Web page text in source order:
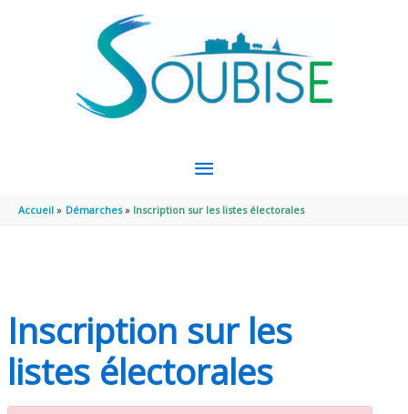
MENU
PRINCIPAL
Accueil Démarches Inscription sur les listes électorales
Inscription sur les
listes électorales